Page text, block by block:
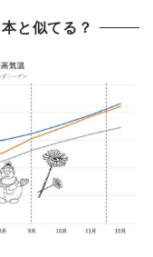
と似てる？